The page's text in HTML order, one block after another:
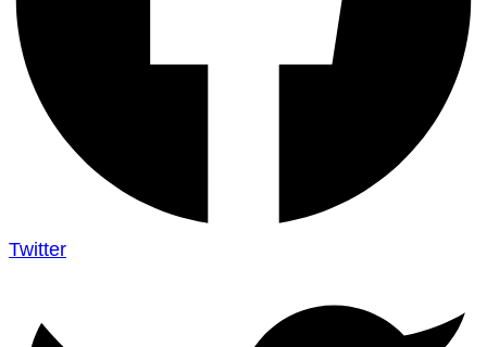
Twitter